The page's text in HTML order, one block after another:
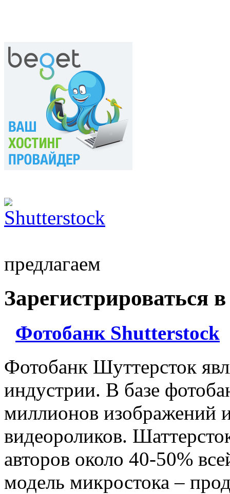
предлагаем
Зарегистрироваться
Фотобанк Shutterstock
Фотобанк Шуттерсток
индустрии. В базе
миллионов изображений
видеороликов.
авторов около 40-50%
модель микростока –